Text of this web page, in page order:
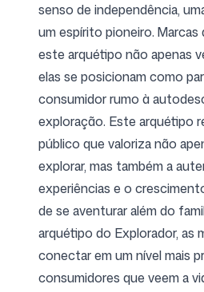
Siga-nos
senso de independência,
um espírito pioneiro. Marcas
este arquétipo não apenas
elas se posicionam como
consumidor rumo à
exploração. Este arquétipo
público que valoriza não
explorar, mas também a
experiências e o
de se aventurar além do
arquétipo do Explorador, as
conectar em um nível mais
consumidores que veem a